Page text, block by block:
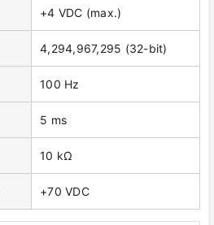
+4 VDC (max.)
4,294,967,295 (32-bit)
100 Hz
5 ms
10 kΩ
+70 VDC